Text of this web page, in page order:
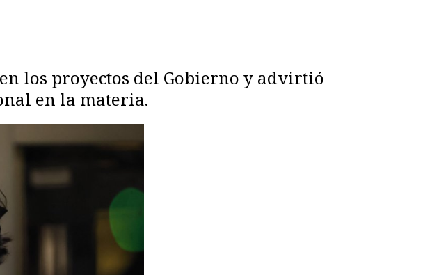
los proyectos del Gobierno y advirtió
en la materia.